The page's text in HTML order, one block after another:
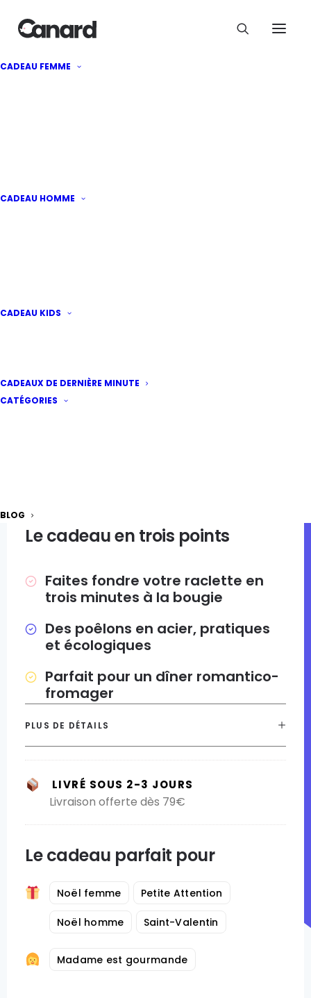
CADEAU FEMME
CADEAU HOMME
CADEAU KIDS
CADEAUX DE DERNIÈRE MINUTE
CATÉGORIES
BLOG
Le Kit Raclette à la bougie
Le cadeau en trois points
Faites fondre votre raclette en
trois minutes à la bougie
Des poêlons en acier, pratiques
et écologiques
Parfait pour un dîner romantico-
fromager
PLUS DE DÉTAILS
LIVRÉ SOUS 2-3 JOURS
Livraison offerte dès 79€
Le cadeau parfait pour
Noël femme Petite Attention
Noël homme Saint-Valentin
Madame est gourmande